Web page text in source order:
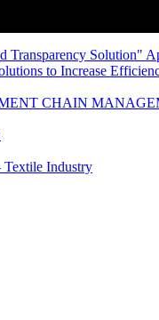
Transparency Solution"
to Increase
CHAIN
Textile Industry